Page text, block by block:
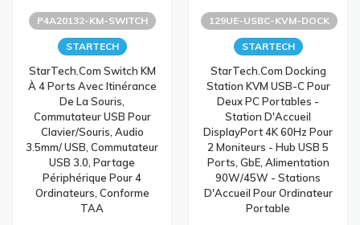
P4A20132-KM-SWITCH
STARTECH
StarTech.com Switch KM
À 4 Ports Avec Itinérance
De La Souris,
Commutateur USB Pour
Clavier/Souris, Audio
3.5mm/ USB, Commutateur
USB 3.0, Partage
Périphérique Pour 4
Ordinateurs, Conforme
TAA
129UE-USBC-KVM-DOCK
STARTECH
StarTech.com Docking
Station KVM USB-C Pour
Deux PC Portables -
Station D'Accueil
DisplayPort 4K 60Hz Pour
2 Moniteurs - Hub USB 5
Ports, GbE, Alimentation
90W/45W - Stations
D'Accueil Pour Ordinateur
Portable